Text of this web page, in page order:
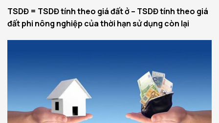
TSDĐ = TSDĐ tính theo giá đất ở – TSDĐ tính theo giá
đất phi nông nghiệp của thời hạn sử dụng còn lại